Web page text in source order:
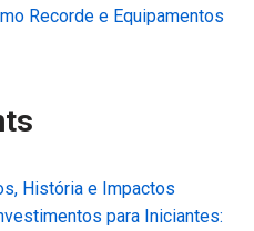
Recorde e Equipamentos
História e Impactos
para Iniciantes: